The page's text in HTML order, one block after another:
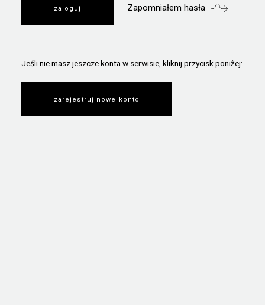
Zapomniałem hasła
Jeśli nie masz jeszcze konta w serwisie, kliknij przycisk poniżej:
zarejestruj nowe konto